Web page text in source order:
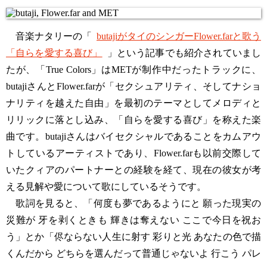
音楽ナタリーの「
butajiがタイのシンガーFlower.farと歌う
「自らを愛する喜び」
」という記事でも紹介されていまし
たが、「True Colors」はMETが制作中だったトラックに、
butajiさんとFlower.farが「セクシュアリティ、そしてナショ
ナリティを越えた自由」を最初のテーマとしてメロディと
リリックに落とし込み、「自らを愛する喜び」を称えた楽
曲です。butajiさんはバイセクシャルであることをカムアウ
トしているアーティストであり、Flower.farも以前交際して
いたクィアのパートナーとの経験を経て、現在の彼女が考
える見解や愛について歌にしているそうです。
歌詞を見ると、「何度も夢であるようにと 願った現実の
災難が 牙を剥くときも 輝きは奪えない ここで今日を祝お
う」とか「侭ならない人生に射す 彩りと光 あなたの色で描
くんだから どちらを選んだって普通じゃないよ 行こう パレ